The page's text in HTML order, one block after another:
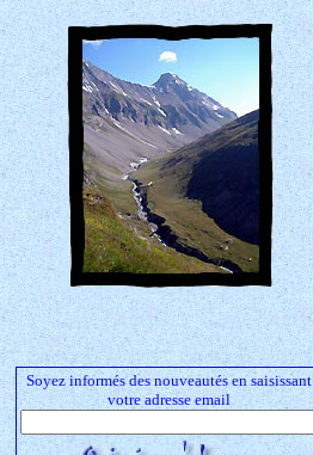
Soyez informés des nouveautés en saisissant
votre adresse email